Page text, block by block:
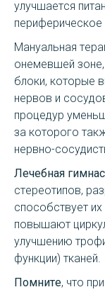
улучшается
Мануальная
онемевшей
блоки, которые
нервов и
процедур
за которого
нервно-
Лечебная
стереотипов,
способствует
повышают
улучшению
функции) тканей.
Помните, что